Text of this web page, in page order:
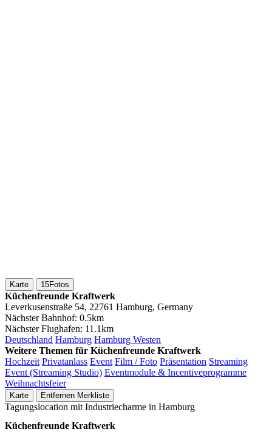
Karte 15Fotos
Küchenfreunde Kraftwerk
Leverkusenstraße 54, 22761 Hamburg, Germany
Nächster Bahnhof: 0.5km
Nächster Flughafen: 11.1km
Deutschland Hamburg Hamburg Westen
Weitere Themen für Küchenfreunde Kraftwerk
Hochzeit Privatanlass Event Film / Foto Präsentation Streaming
Event (Streaming Studio) Eventmodule & Incentiveprogramme
Weihnachtsfeier
Karte Entfernen Merkliste
Tagungslocation mit Industriecharme in Hamburg
Küchenfreunde Kraftwerk